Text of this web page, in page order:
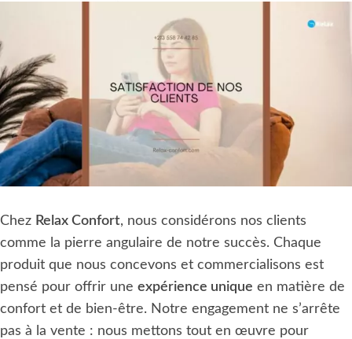
Chez Relax Confort, nous considérons nos clients
comme la pierre angulaire de notre succès. Chaque
produit que nous concevons et commercialisons est
pensé pour offrir une expérience unique en matière de
confort et de bien-être. Notre engagement ne s’arrête
pas à la vente : nous mettons tout en œuvre pour